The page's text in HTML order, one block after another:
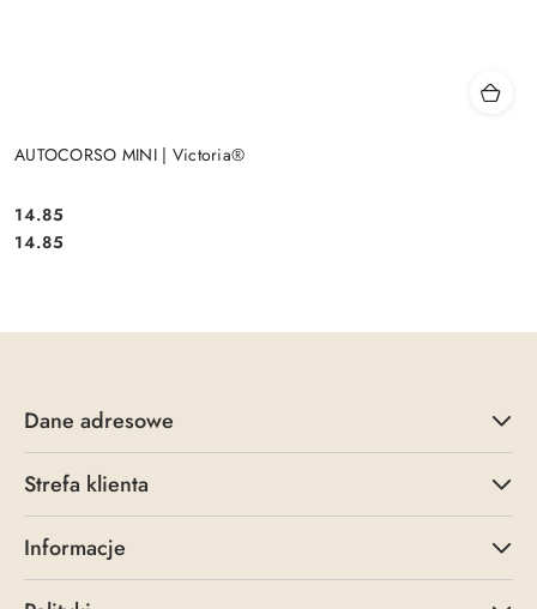
AUTOCORSO MINI | Victoria®
Cena:
14.85
Cena:
14.85
Dane adresowe
Strefa klienta
Informacje